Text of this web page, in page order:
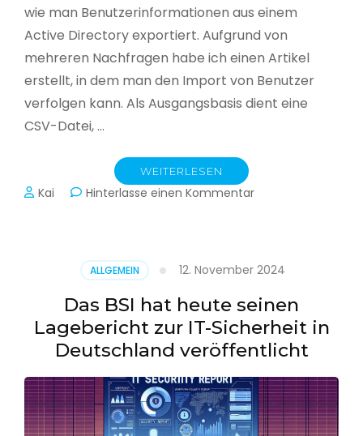
wie man Benutzerinformationen aus einem
Active Directory exportiert. Aufgrund von
mehreren Nachfragen habe ich einen Artikel
erstellt, in dem man den Import von Benutzer
verfolgen kann. Als Ausgangsbasis dient eine
CSV-Datei, …
WEITERLESEN
Kai Hinterlasse einen Kommentarzu
aus
CSV
erstellen
ALLGEMEIN 12. November 2024
Das BSI hat heute seinen
Lagebericht zur IT-Sicherheit in
Deutschland veröffentlicht